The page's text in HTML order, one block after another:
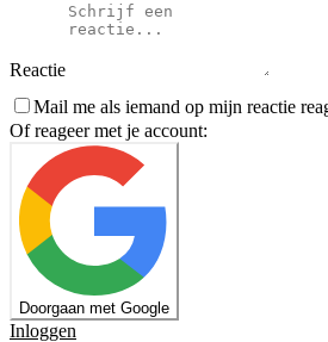
Reactie
Mail me als iemand op mijn reactie
Of reageer met je account:
Doorgaan met Google
Inloggen